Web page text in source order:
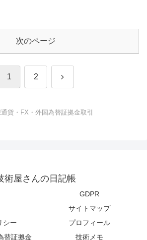
次のページ
1 2 次
貨・FX・外国為替証拠金取引
術屋さんの日記帳
GDPR
サイトマップ
シー
プロフィール
替証拠金
技術メモ